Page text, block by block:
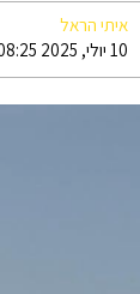
איתי הראל
10 יולי, 2025 08:25